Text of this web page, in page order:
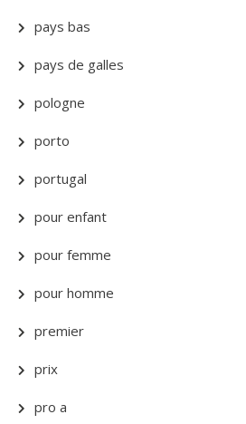
pays bas
pays de galles
pologne
porto
portugal
pour enfant
pour femme
pour homme
premier
prix
pro a